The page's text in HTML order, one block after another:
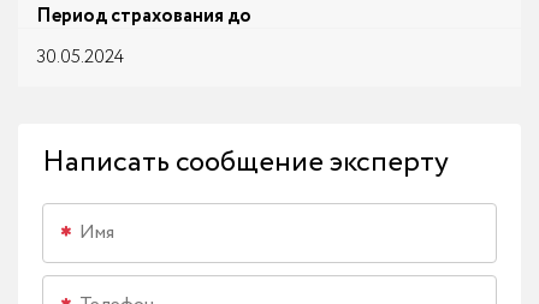
Период страхования до
30.05.2024
Написать сообщение эксперту